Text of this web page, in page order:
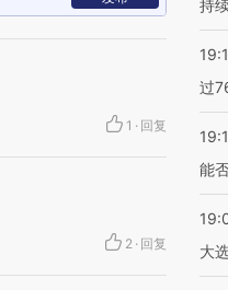
1 · 回复
2 · 回复
持
过
能
大